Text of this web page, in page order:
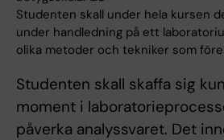
Studenten skall under hela kursen
under handledning på ett
olika metoder och tekniker som
Studenten skall skaffa sig
moment i
påverka analyssvaret. Det